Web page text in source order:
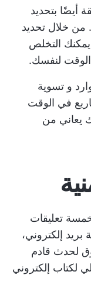
أيضًا بتحديد
من خلال تحديد
التخلص
الوقت لنفسك.
و تسوية
في الوقت
يعاني من
تعليقات
إلكتروني،
لحدث قادم
لكتاب إلكتروني